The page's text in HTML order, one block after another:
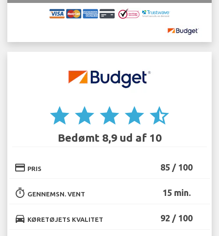
star star star star star_half
Bedømt 8,9 ud af 10
credit_card PRIS 85 / 100
timer GENNEMSN. VENT 15 min.
directions_car KØRETØJETS KVALITET 92 / 100